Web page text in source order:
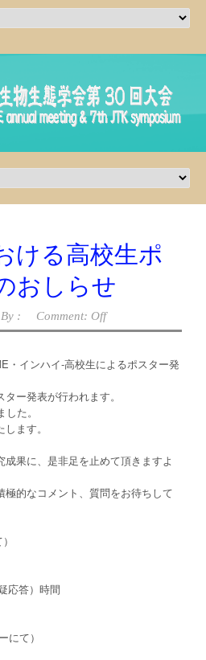
ける高校生ポ
おしらせ
By : Comment: Off
インハイ‐高校生によるポスター発
ー発表が行われます。
た。
ます。
果に、是非足を止めて頂きますよ
極的なコメント、質問をお待ちして
応答）時間
にて）